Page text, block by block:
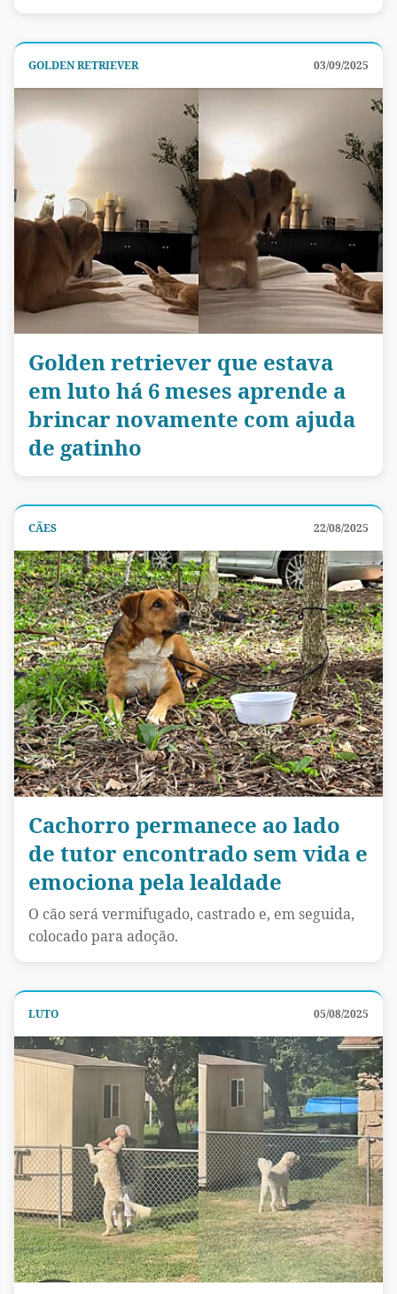
GOLDEN RETRIEVER 03/09/2025
Golden retriever que estava
em luto há 6 meses aprende a
brincar novamente com ajuda
de gatinho
CÃES 22/08/2025
Cachorro permanece ao lado
de tutor encontrado sem vida e
emociona pela lealdade
O cão será vermifugado, castrado e, em seguida,
colocado para adoção.
LUTO 05/08/2025